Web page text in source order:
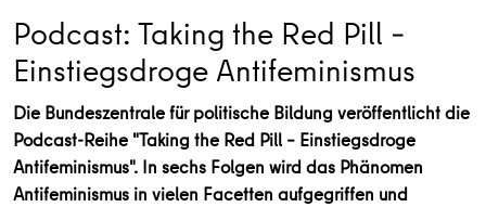
Podcast: Taking the Red Pill –
Einstiegsdroge Antifeminismus
Die Bundeszentrale für politische Bildung veröffentlicht die
Podcast-Reihe "Taking the Red Pill – Einstiegsdroge
Antifeminismus". In sechs Folgen wird das Phänomen
Antifeminismus in vielen Facetten aufgegriffen und